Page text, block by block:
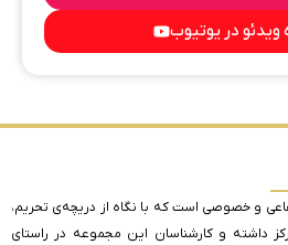
در یوتیوب
و خصوصی است که با نگاه از دریچه‌ی تحریم،
داشته و کارشناسان این مجموعه در راستای